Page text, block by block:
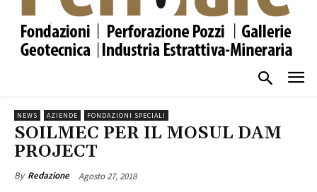
NEWS AZIENDE FONDAZIONI SPECIALI
SOILMEC PER IL MOSUL DAM
PROJECT
By Redazione Agosto 27, 2018